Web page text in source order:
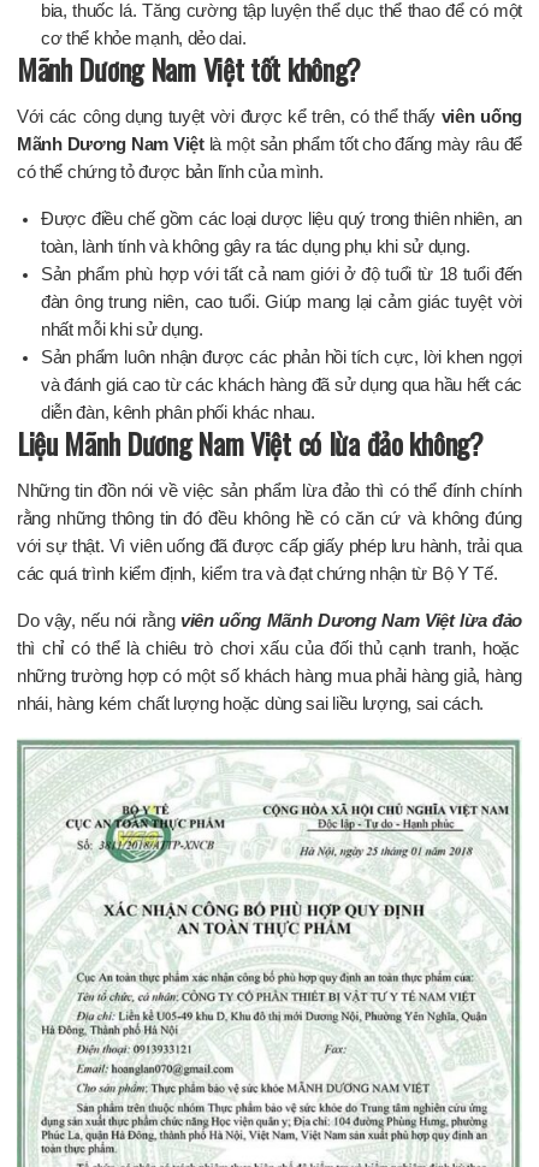
bia, thuốc lá. Tăng cường tập luyện thể dục thể thao để có một
cơ thể khỏe mạnh, dẻo dai.
Mãnh Dương Nam Việt tốt không?
Với các công dụng tuyệt vời được kể trên, có thể thấy viên uống
Mãnh Dương Nam Việtlà một sản phẩm tốt cho đấng mày râu để
có thể chứng tỏ được bản lĩnh của mình.
Được điều chế gồm các loại dược liệu quý trong thiên nhiên, an
toàn, lành tính và không gây ra tác dụng phụ khi sử dụng.
Sản phẩm phù hợp với tất cả nam giới ở độ tuổi từ 18 tuổi đến
đàn ông trung niên, cao tuổi. Giúp mang lại cảm giác tuyệt vời
nhất mỗi khi sử dụng.
Sản phẩm luôn nhận được các phản hồi tích cực, lời khen ngợi
và đánh giá cao từ các khách hàng đã sử dụng qua hầu hết các
diễn đàn, kênh phân phối khác nhau.
Liệu Mãnh Dương Nam Việt có lừa đảo không?
Những tin đồn nói về việc sản phẩm lừa đảo thì có thể đính chính
rằng những thông tin đó đều không hề có căn cứ và không đúng
với sự thật. Vì viên uống đã được cấp giấy phép lưu hành, trải qua
các quá trình kiểm định, kiểm tra và đạt chứng nhận từ Bộ Y Tế.
Do vậy, nếu nói rằng viên uống Mãnh Dương Nam Việt lừa đảo
thì chỉ có thể là chiêu trò chơi xấu của đối thủ cạnh tranh, hoặc
những trường hợp có một số khách hàng mua phải hàng giả, hàng
nhái, hàng kém chất lượng hoặc dùng sai liều lượng, sai cách.